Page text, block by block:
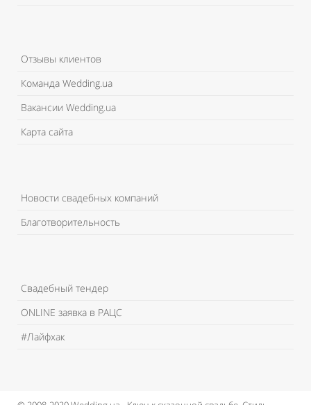
Отзывы клиентов
Команда Wedding.ua
Вакансии Wedding.ua
Карта сайта
Новости свадебных компаний
Благотворительность
Свадебный тендер
ONLINE заявка в РАЦС
#Лайфхак